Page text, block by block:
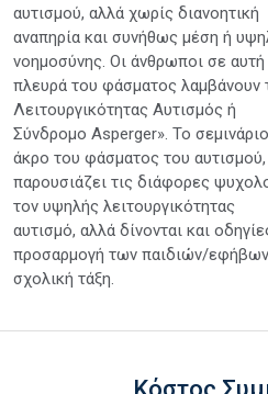
αυτισμού, αλλά χωρίς διανοητική
αναπηρία και συνήθως μέση ή
νοημοσύνης. Οι άνθρωποι σε αυτή
πλευρά του φάσματος
Λειτουργικότητας Αυτισμός ή
Σύνδρομο Asperger». Το
άκρο του φάσματος του αυτισμού,
παρουσιάζει τις διάφορες
τον υψηλής λειτουργικότητας
αυτισμό, αλλά δίνονται και
προσαρμογή των παιδιών/
σχολική τάξη.